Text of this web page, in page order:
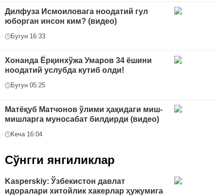
Дилфуза Исмоиловага ноодатий гул
юборган инсон ким? (видео)
Бугун 16:33
Хонанда Ёрқинхўжа Умаров 34 ёшини
ноодатий услубда кутиб олди!
Бугун 05:25
Матёқуб Матчонов ўлими ҳақидаги миш-
мишларга муносабат билдирди (видео)
Кеча 16:04
Сўнгги янгиликлар
Kasperskiy: Ўзбекистон давлат
идоралари хитойлик хакерлар ҳужумига